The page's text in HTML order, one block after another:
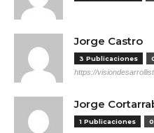
Jorge Castro
3 Publicaciones
https://
Jorge
1 Publicaciones